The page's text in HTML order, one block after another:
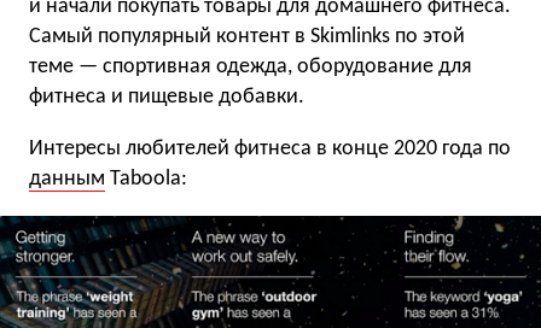
и начали покупать товары для домашнего фитнеса.
Самый популярный контент в Skimlinks по этой
теме — спортивная одежда, оборудование для
фитнеса и пищевые добавки.
Интересы любителей фитнеса в конце 2020 года по
данным Taboola: